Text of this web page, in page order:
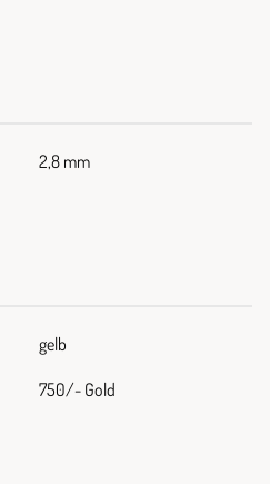
2,8 mm
gelb
750/- Gold